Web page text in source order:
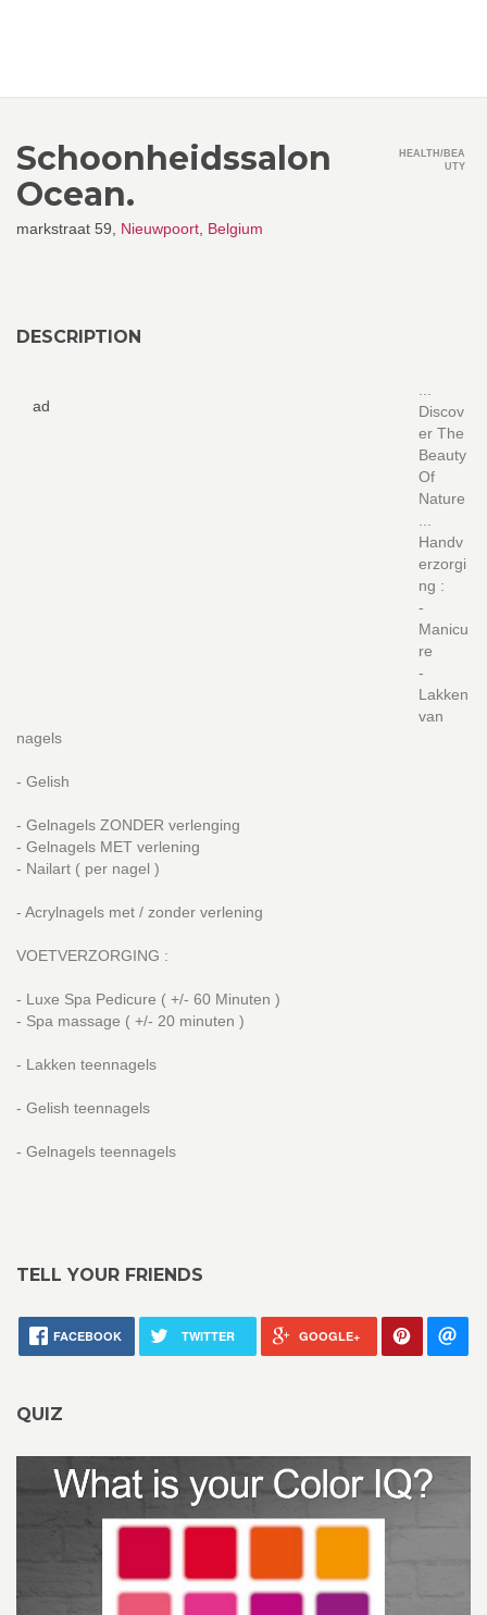
Schoonheidssalon
Ocean.
markstraat 59, Nieuwpoort Belgium
HEALTH/BEA
UTY
DESCRIPTION
ad
Discov
er The
Beauty
Of
Nature
Handv
erzorgi
ng :
-
Manicu
re
-
Lakken
van
nagels
- Gelish
- Gelnagels ZONDER verlenging
- Gelnagels MET verlening
- Nailart ( per nagel )
- Acrylnagels met / zonder verlening
VOETVERZORGING :
- Luxe Spa Pedicure ( +/- 60 Minuten )
- Spa massage ( +/- 20 minuten )
- Lakken teennagels
- Gelish teennagels
- Gelnagels teennagels
TELL YOUR FRIENDS
FACEBOOK TWITTER GOOGLE+
QUIZ